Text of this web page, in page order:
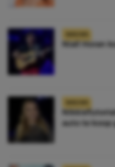
Niall Horan
auto te koop